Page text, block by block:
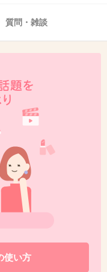
+5
の前までのプリキュ
+10
+6
質問・雑談
使い方